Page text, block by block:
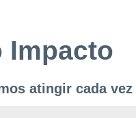
Impacto
atingir cada